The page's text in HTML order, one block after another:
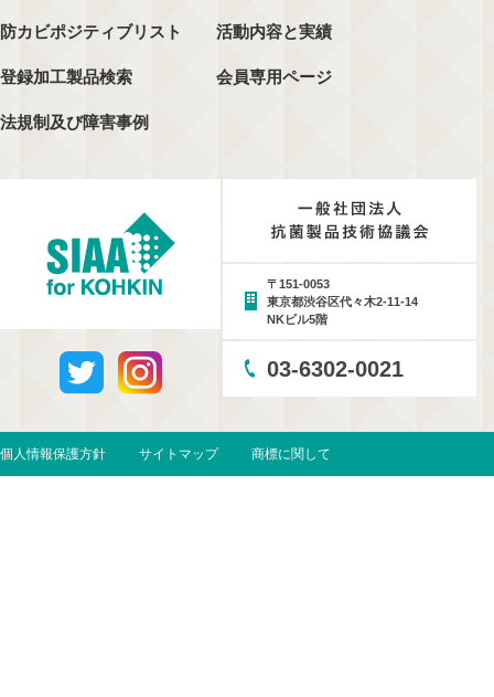
防カビポジティブリスト
登録加工製品検索
法規制及び障害事例
活動内容と実績
会員専用ページ
〒151-0053
東京都渋谷区代々木2-11-14
NKビル5階
03-6302-0021
個人情報保護方針 サイトマップ 商標に関して